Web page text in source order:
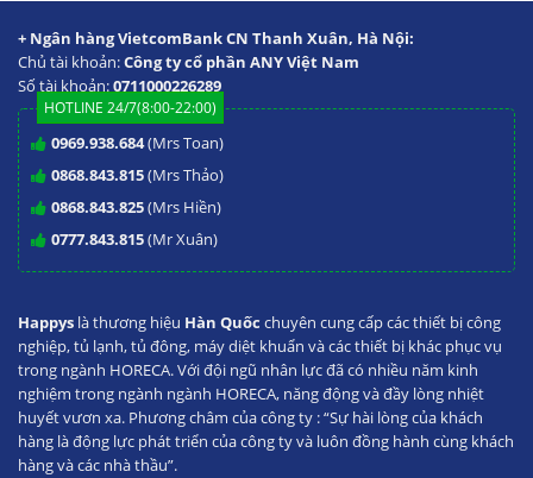
+ Ngân hàng VietcomBank CN Thanh Xuân, Hà Nội:
Chủ tài khoản:Công ty cổ phần ANY Việt Nam
Số tài khoản:0711000226289
HOTLINE 24/7(8:00-22:00)
0969.938.684(Mrs Toan)
0868.843.815(Mrs Thảo)
0868.843.825(Mrs Hiền)
0777.843.815(Mr Xuân)
Happys là thương hiệu Hàn Quốc chuyên cung cấp các thiết bị công
nghiệp, tủ lạnh, tủ đông, máy diệt khuẩn và các thiết bị khác phục vụ
trong ngành HORECA. Với đội ngũ nhân lực đã có nhiều năm kinh
nghiệm trong ngành ngành HORECA, năng động và đầy lòng nhiệt
huyết vươn xa. Phương châm của công ty : “Sự hài lòng của khách
hàng là động lực phát triển của công ty và luôn đồng hành cùng khách
hàng và các nhà thầu”.